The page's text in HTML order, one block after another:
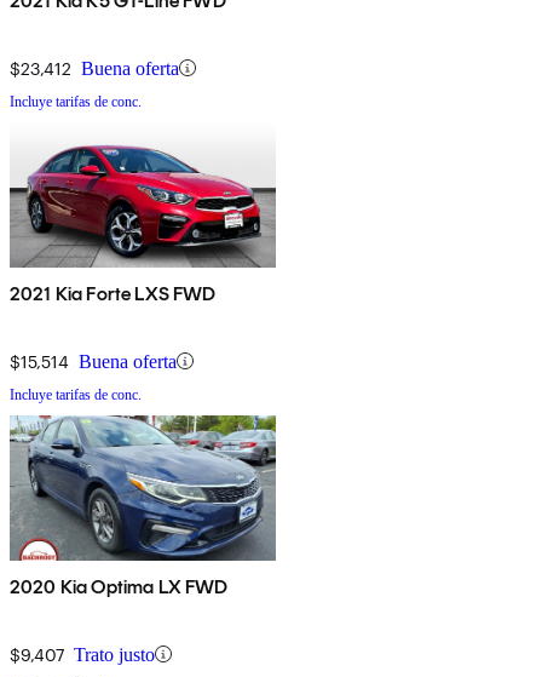
$23,412 Buena oferta
Incluye tarifas de conc.
2021 Kia Forte LXS FWD
$15,514 Buena oferta
Incluye tarifas de conc.
2020 Kia Optima LX FWD
$9,407 Trato justo